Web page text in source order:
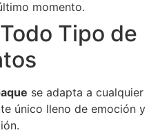
momento.
Tipo de
se adapta a cualquier
único lleno de emoción y